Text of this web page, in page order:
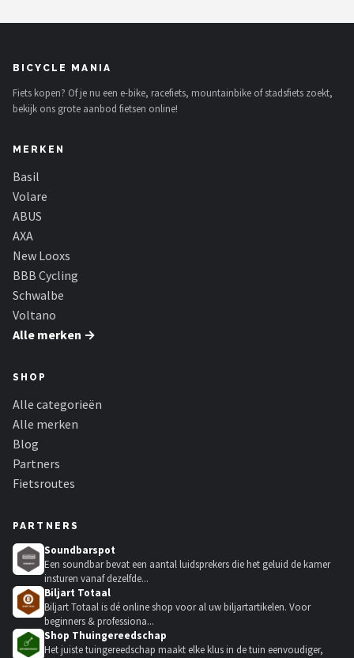
BICYCLE MANIA
Fiets kopen? Of je nu een e-bike, racefiets, mountainbike of stadsfiets zoekt,
bekijk ons grote aanbod fietsen online!
MERKEN
Basil
Volare
ABUS
AXA
New Looxs
BBB Cycling
Schwalbe
Voltano
Alle merken →
SHOP
Alle categorieën
Alle merken
Blog
Partners
Fietsroutes
PARTNERS
Soundbarspot
Een soundbar bevat een aantal luidsprekers die het geluid de kamer
insturen vanaf dezelfde...
Biljart Totaal
Biljart Totaal is dé online shop voor al uw biljartartikelen. Voor
beginners & professiona...
Shop Thuingereedschap
Het juiste tuingereedschap maakt elke klus in de tuin eenvoudiger,